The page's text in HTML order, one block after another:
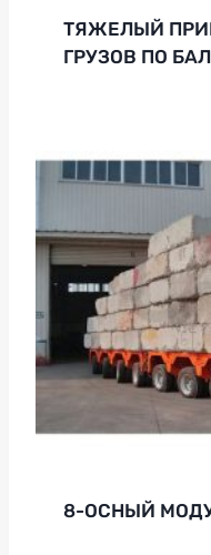
ТЯЖЕЛЫЙ
ГРУЗОВ ПО
8-ОСНЫЙ